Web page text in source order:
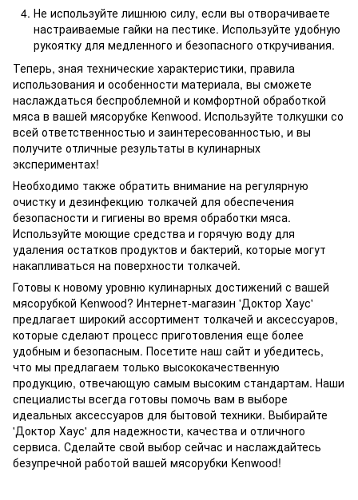
Не используйте лишнюю силу, если вы отворачиваете
настраиваемые гайки на пестике. Используйте удобную
рукоятку для медленного и безопасного откручивания.
Теперь, зная технические характеристики, правила
использования и особенности материала, вы сможете
наслаждаться беспроблемной и комфортной обработкой
мяса в вашей мясорубке Kenwood. Используйте толкушки со
всей ответственностью и заинтересованностью, и вы
получите отличные результаты в кулинарных
экспериментах!
Необходимо также обратить внимание на регулярную
очистку и дезинфекцию толкачей для обеспечения
безопасности и гигиены во время обработки мяса.
Используйте моющие средства и горячую воду для
удаления остатков продуктов и бактерий, которые могут
накапливаться на поверхности толкачей.
Готовы к новому уровню кулинарных достижений с вашей
мясорубкой Kenwood? Интернет-магазин 'Доктор Хаус'
предлагает широкий ассортимент толкачей и аксессуаров,
которые сделают процесс приготовления еще более
удобным и безопасным. Посетите наш сайт и убедитесь,
что мы предлагаем только высококачественную
продукцию, отвечающую самым высоким стандартам. Наши
специалисты всегда готовы помочь вам в выборе
идеальных аксессуаров для бытовой техники. Выбирайте
'Доктор Хаус' для надежности, качества и отличного
сервиса. Сделайте свой выбор сейчас и наслаждайтесь
безупречной работой вашей мясорубки Kenwood!